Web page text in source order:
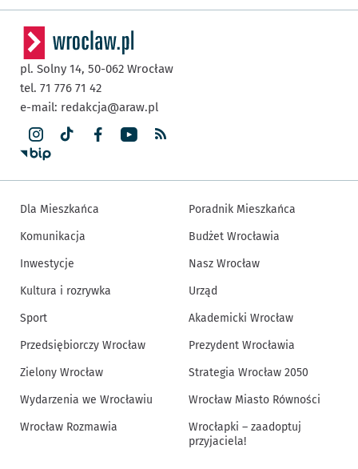
pl. Solny 14, 50-062 Wrocław
tel. 71 776 71 42
e-mail: redakcja@araw.pl
Dla Mieszkańca
Komunikacja
Inwestycje
Kultura i rozrywka
Sport
Przedsiębiorczy Wrocław
Zielony Wrocław
Wydarzenia we Wrocławiu
Wrocław Rozmawia
Poradnik Mieszkańca
Budżet Wrocławia
Nasz Wrocław
Urząd
Akademicki Wrocław
Prezydent Wrocławia
Strategia Wrocław 2050
Wrocław Miasto Równości
Wrocłapki – zaadoptuj
przyjaciela!